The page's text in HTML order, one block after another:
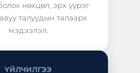
нөхцөл, эрх үүрэг
талуудын талаарх
мэдээлэл.
ҮЙЛЧИЛГЭЭ